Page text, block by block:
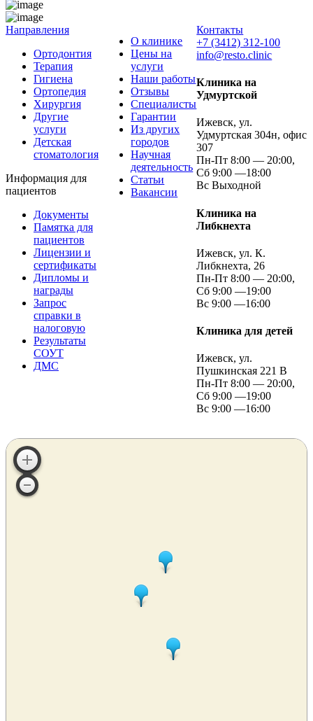
Направления
Ортодонтия
Терапия
Гигиена
Ортопедия
Хирургия
Другие
услуги
Детская
стоматология
Информация для
пациентов
Документы
Памятка для
пациентов
Лицензии и
сертификаты
Дипломы и
награды
Запрос
справки в
налоговую
Результаты
СОУТ
ДМС
О клинике
Цены на
услуги
Наши работы
Отзывы
Специалисты
Гарантии
Из других
городов
Научная
деятельность
Статьи
Вакансии
Контакты
+7 (3412) 312-100
info@resto.clinic
Клиника на
Удмуртской
Ижевск, ул.
Удмуртская 304н, офис
307
Пн-Пт 8:00 — 20:00,
Сб 9:00 —18:00
Вс Выходной
Клиника на
Либкнехта
Ижевск, ул. К.
Либкнехта, 26
Пн-Пт 8:00 — 20:00,
Сб 9:00 —19:00
Вс 9:00 —16:00
Клиника для детей
Ижевск, ул.
Пушкинская 221 В
Пн-Пт 8:00 — 20:00,
Сб 9:00 —19:00
Вс 9:00 —16:00